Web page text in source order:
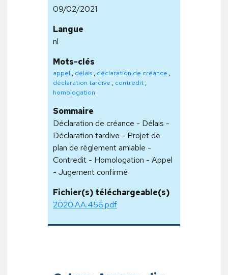
09/02/2021
Langue
nl
Mots-clés
appel , délais , déclaration de créance ,
déclaration tardive , contredit ,
homologation
Sommaire
Déclaration de créance - Délais -
Déclaration tardive - Projet de
plan de règlement amiable -
Contredit - Homologation - Appel
- Jugement confirmé
Fichier(s) téléchargeable(s)
2020.AA.456.pdf